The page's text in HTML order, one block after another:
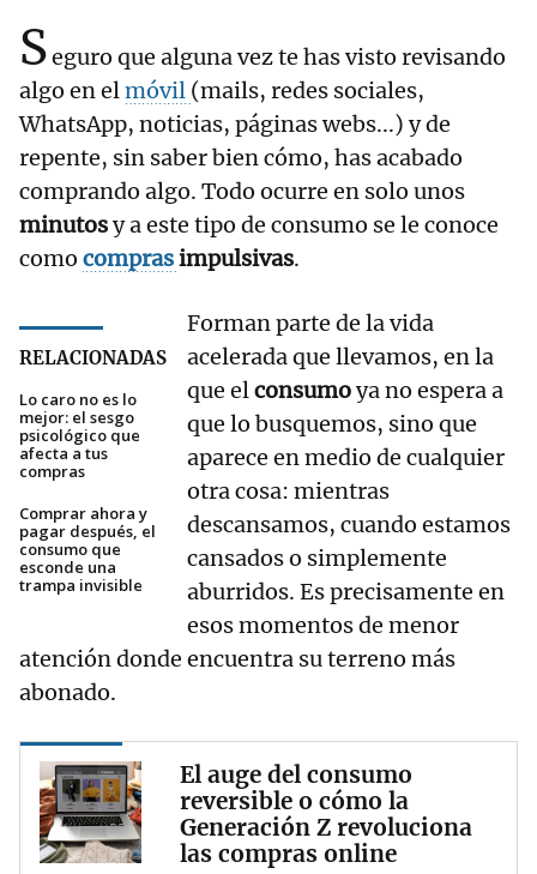
Seguro que alguna vez te has visto revisando
algo en elmóvil (mails, redes sociales,
WhatsApp, noticias, páginas webs...) y de
repente, sin saber bien cómo, has acabado
comprando algo. Todo ocurre en solo unos
minutosy a este tipo de consumo se le conoce
como comprasimpulsivas.
RELACIONADAS
Lo caro no es lo
mejor: el sesgo
psicológico que
afecta a tus
compras
Comprar ahora y
pagar después, el
consumo que
esconde una
trampa invisible
Forman parte de la vida
acelerada que llevamos, en la
que elconsumoya no espera a
que lo busquemos, sino que
aparece en medio de cualquier
otra cosa: mientras
descansamos, cuando estamos
cansados o simplemente
aburridos. Es precisamente en
esos momentos de menor
atención donde encuentra su terreno más
abonado.
El auge del consumo
reversible o cómo la
Generación Z revoluciona
las compras online